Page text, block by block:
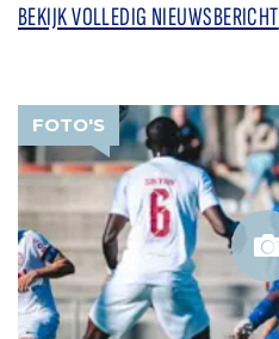
BEKIJK VOLLEDIG NIEUWSBERICHT
FOTO'S